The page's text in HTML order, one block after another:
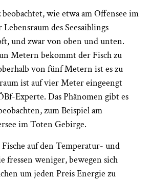
wie etwa am Offensee im
des Seesaiblings
und zwar von oben und unten.
Metern bekommt der Fisch zu
von fünf Metern ist es zu
ist auf vier Meter eingeengt
­Experte. Das Phänomen gibt es
zum Beispiel am
im Toten Gebirge.
auf den Temperatur- und
fressen weniger, bewegen sich
um jeden Preis Energie zu